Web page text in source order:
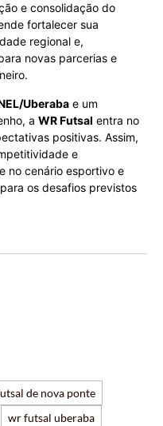
e consolidação do
fortalecer sua
regional e,
novas parcerias e
Uberaba e um
a WR Futsal entra no
positivas. Assim,
e
no cenário esportivo e
os desafios previstos
de nova ponte
wr futsal uberaba